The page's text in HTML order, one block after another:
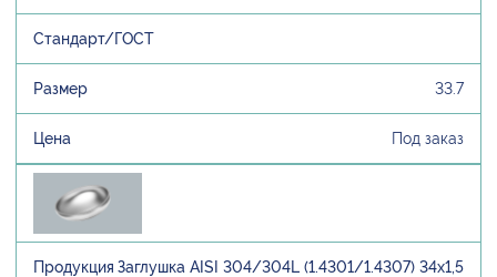
33.7
Под заказ
Заглушка AISI 304/304L (1.4301/1.4307) 34х1,5